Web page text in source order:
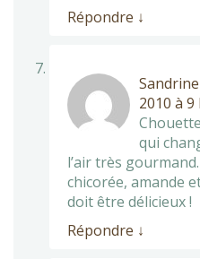
Répondre ↓
Sandrine
2010 à
qui
l’air très
chicorée, amande
doit être délicieux !
Répondre ↓